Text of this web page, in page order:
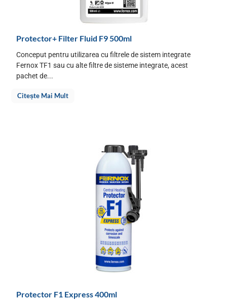
Protector+ Filter Fluid F9 500ml
Conceput pentru utilizarea cu filtrele de sistem integrate
Fernox TF1 sau cu alte filtre de sisteme integrate, acest
pachet de...
Citește Mai Mult
Protector F1 Express 400ml